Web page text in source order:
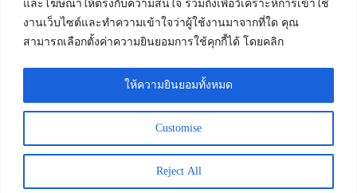
และโฆษณาให้ตรงกับความสนใจ รวมถึงเพื่อวิเคราะห์การเข้าใช้
งานเว็บไซต์และทำความเข้าใจว่าผู้ใช้งานมาจากที่ใด คุณ
สามารถเลือกตั้งค่าความยินยอมการใช้คุกกี้ได้ โดยคลิก
Customise
Reject All
ให้ความยินยอมทั้งหมด
บริษัท เน็ทฟิวชั่น คอมมิวนิเคชั่น จำกัด 420/94 ถนน
นัมเบอร์วัน-ราม 2 แขวงดอกไม้, เขตประเวศ
กรุงเทพมหานคร 10250
โทรศัพท์ :084-553-4055,086-309-5259,
Copyright © 2026 - Netfusion Communication Co., Ltd. All